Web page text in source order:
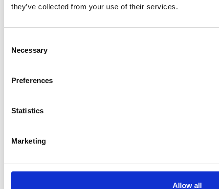
they’ve collected from your use of their services.
Selection
Necessary
Preferences
Statistics
Marketing
Allow all
Sähköposti yhteispalvelu@ristijarvi.fi
Sivukartta >
Ristijärvi Facebookissa
Saavutettavuusseloste